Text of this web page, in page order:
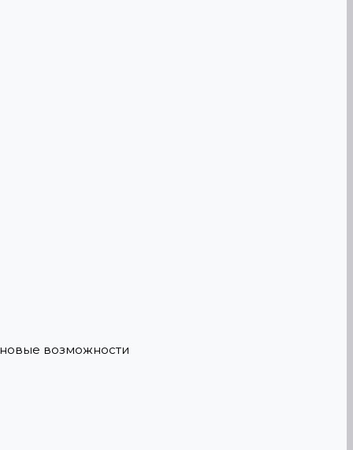
новые возможности